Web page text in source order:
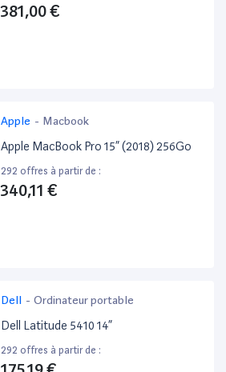
381,00 €
Apple - Macbook
Apple MacBook Pro 15” (2018) 256Go
292 offres à partir de :
340,11 €
Dell - Ordinateur portable
Dell Latitude 5410 14”
292 offres à partir de :